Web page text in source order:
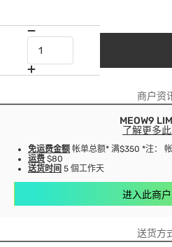
商户资
MEOW9
了解更多
免运费金额 帐单总额* 满$350 *注：
运费 $80
送货时间 5 個工作天
进入此商
送货方